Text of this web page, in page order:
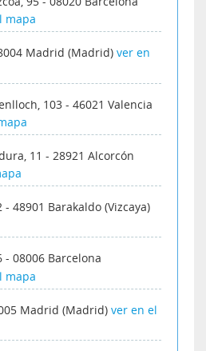
mapa
Madrid (Madrid) ver en
103 - 46021 Valencia
11 - 28921 Alcorcón
- 48901 Barakaldo (Vizcaya)
- 08006 Barcelona
mapa
Madrid (Madrid) ver en el